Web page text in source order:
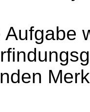
Aufgabe